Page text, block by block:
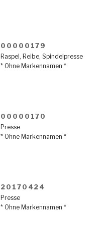
00000179
Raspel , Reibe, Spindelpresse
* Ohne Markennamen *
00000170
Presse
* Ohne Markennamen *
20170424
Presse
* Ohne Markennamen *